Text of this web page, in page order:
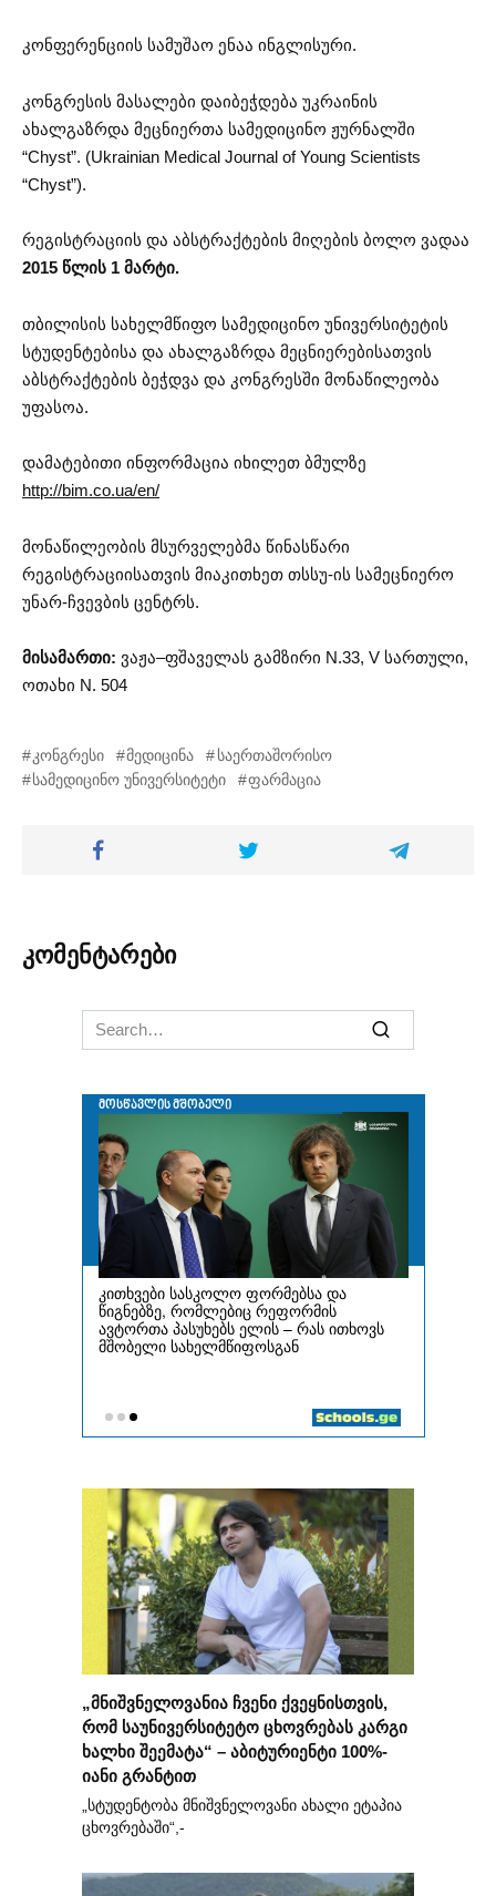
კონფერენციის სამუშაო ენაა ინგლისური.
კონგრესის მასალები დაიბეჭდება უკრაინის
ახალგაზრდა მეცნიერთა სამედიცინო ჟურნალში
“Chyst”. (Ukrainian Medical Journal of Young Scientists
“Chyst”).
რეგისტრაციის და აბსტრაქტების მიღების ბოლო ვადაა
2015 წლის 1 მარტი.
თბილისის სახელმწიფო სამედიცინო უნივერსიტეტის
სტუდენტებისა და ახალგაზრდა მეცნიერებისათვის
აბსტრაქტების ბეჭდვა და კონგრესში მონაწილეობა
უფასოა.
დამატებითი ინფორმაცია იხილეთ ბმულზე
http://bim.co.ua/en/
მონაწილეობის მსურველებმა წინასწარი
რეგისტრაციისათვის მიაკითხეთ თსსუ-ის სამეცნიერო
უნარ-ჩვევბის ცენტრს.
მისამართი: ვაჟა–ფშაველას გამზირი N.33, V სართული,
ოთახი N. 504
კონგრესი მედიცინა
საერთაშორისო
სამედიცინო უნივერსიტეტი
ფარმაცია
კომენტარები
Search
for:
„მნიშვნელოვანია ჩვენი ქვეყნისთვის,
რომ საუნივერსიტეტო ცხოვრებას კარგი
ხალხი შეემატა“ – აბიტურიენტი 100%-
იანი გრანტით
„სტუდენტობა მნიშვნელოვანი ახალი ეტაპია
ცხოვრებაში“,-